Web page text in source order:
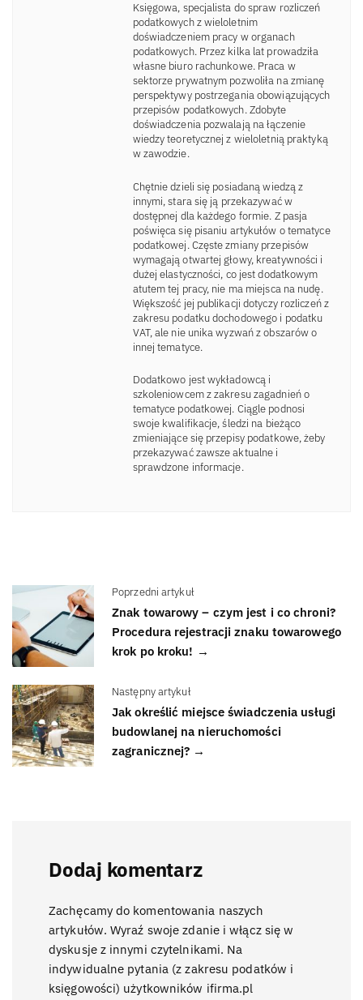
Księgowa, specjalista do spraw rozliczeń
podatkowych z wieloletnim
doświadczeniem pracy w organach
podatkowych. Przez kilka lat prowadziła
własne biuro rachunkowe. Praca w
sektorze prywatnym pozwoliła na zmianę
perspektywy postrzegania obowiązujących
przepisów podatkowych. Zdobyte
doświadczenia pozwalają na łączenie
wiedzy teoretycznej z wieloletnią praktyką
w zawodzie.
Chętnie dzieli się posiadaną wiedzą z
innymi, stara się ją przekazywać w
dostępnej dla każdego formie. Z pasja
poświęca się pisaniu artykułów o tematyce
podatkowej. Częste zmiany przepisów
wymagają otwartej głowy, kreatywności i
dużej elastyczności, co jest dodatkowym
atutem tej pracy, nie ma miejsca na nudę.
Większość jej publikacji dotyczy rozliczeń z
zakresu podatku dochodowego i podatku
VAT, ale nie unika wyzwań z obszarów o
innej tematyce.
Dodatkowo jest wykładowcą i
szkoleniowcem z zakresu zagadnień o
tematyce podatkowej. Ciągle podnosi
swoje kwalifikacje, śledzi na bieżąco
zmieniające się przepisy podatkowe, żeby
przekazywać zawsze aktualne i
sprawdzone informacje.
Poprzedni artykuł
Znak towarowy – czym jest i co chroni?
Procedura rejestracji znaku towarowego
krok po kroku! →
Następny artykuł
Jak określić miejsce świadczenia usługi
budowlanej na nieruchomości
zagranicznej? →
Dodaj komentarz
Zachęcamy do komentowania naszych
artykułów. Wyraź swoje zdanie i włącz się w
dyskusje z innymi czytelnikami. Na
indywidualne pytania (z zakresu podatków i
księgowości) użytkowników ifirma.pl